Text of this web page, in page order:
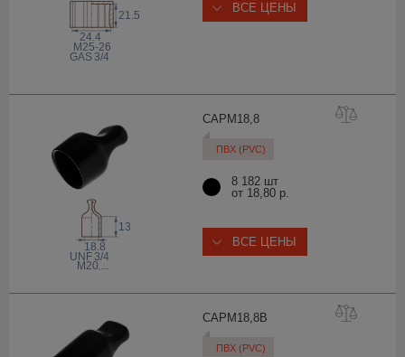
21.5
24.4
GAS 3/4
M25-26
ВСЕ ЦЕНЫ
CAPM18,8
ПВХ (PVC)
M20,...
13
UNF 3/4
18.8
8 182 шт
от 18,80 р.
ВСЕ ЦЕНЫ
CAPM18,8B
ПВХ (PVC)